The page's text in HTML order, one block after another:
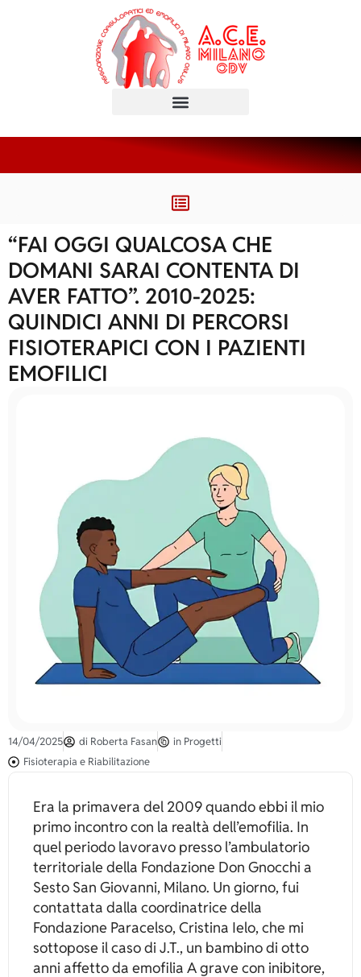
“FAI OGGI QUALCOSA CHE
DOMANI SARAI CONTENTA DI
AVER FATTO”. 2010-2025:
QUINDICI ANNI DI PERCORSI
FISIOTERAPICI CON I PAZIENTI
EMOFILICI
14/04/2025 di Roberta Fasan in Progetti
Fisioterapia e Riabilitazione
Era la primavera del 2009 quando ebbi il mio
primo incontro con la realtà dell’emofilia. In
quel periodo lavoravo presso l’ambulatorio
territoriale della Fondazione Don Gnocchi a
Sesto San Giovanni, Milano. Un giorno, fui
contattata dalla coordinatrice della
Fondazione Paracelso, Cristina Ielo, che mi
sottopose il caso di J.T., un bambino di otto
anni affetto da emofilia A grave con inibitore,